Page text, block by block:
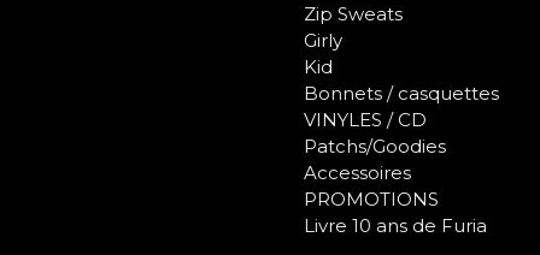
Zip Sweats
Girly
Kid
Bonnets / casquettes
VINYLES / CD
Patchs/Goodies
Accessoires
PROMOTIONS
Livre 10 ans de Furia